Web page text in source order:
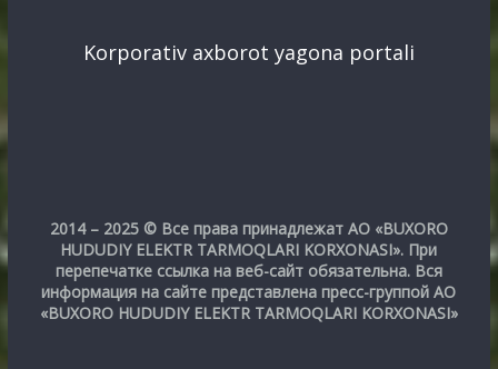
Korporativ axborot yagona portali
2014 – 2025 © Все права принадлежат АО «BUXORO
HUDUDIY ELEKTR TARMOQLARI KORXONASI». При
перепечатке ссылка на веб-сайт обязательна. Вся
информация на сайте представлена пресс-группой АО
«BUXORO HUDUDIY ELEKTR TARMOQLARI KORXONASI»